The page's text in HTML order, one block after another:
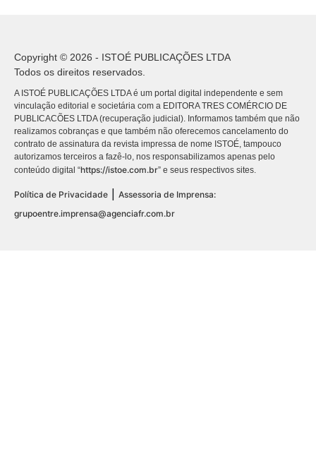
Copyright © 2026 - ISTOÉ PUBLICAÇÕES LTDA
Todos os direitos reservados.
A ISTOÉ PUBLICAÇÕES LTDA é um portal digital independente e sem
vinculação editorial e societária com a EDITORA TRES COMÉRCIO DE
PUBLICACÕES LTDA (recuperação judicial). Informamos também que não
realizamos cobranças e que também não oferecemos cancelamento do
contrato de assinatura da revista impressa de nome ISTOÉ, tampouco
autorizamos terceiros a fazê-lo, nos responsabilizamos apenas pelo
conteúdo digital “https://istoe.com.br” e seus respectivos sites.
Política de Privacidade
Assessoria de Imprensa:
grupoentre.imprensa@agenciafr.com.br